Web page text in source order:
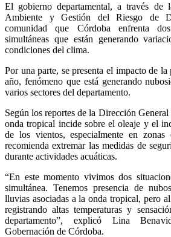
El gobierno departamental, a través de
Ambiente y Gestión del Riesgo de
comunidad que Córdoba enfrenta
simultáneas que están generando
condiciones del clima.
Por una parte, se presenta el impacto de
año, fenómeno que está generando
varios sectores del departamento.
Según los reportes de la Dirección
onda tropical incide sobre el oleaje y el
de los vientos, especialmente en
recomienda extremar las medidas de
durante actividades acuáticas.
“En este momento vivimos dos
simultánea. Tenemos presencia de
lluvias asociadas a la onda tropical, pero
registrando altas temperaturas y
departamento”, explicó Lina
Gobernación de Córdoba.